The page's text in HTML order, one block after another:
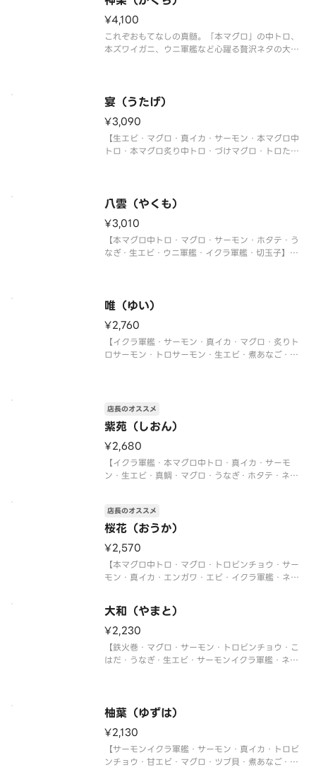
¥4,100
これぞおもてなしの真髄。「本マグロ」の中トロ、
本ズワイガニ、ウニ軍艦など心躍る贅沢ネタの大集
軍艦・イクラ軍艦・切玉子】
宴（うたげ）
¥3,090
【生エビ・マグロ・真イカ・サーモン・本マグロ中
トロ・本マグロ炙り中トロ・づけマグロ・トロたく
八雲（やくも）
¥3,010
【本マグロ中トロ・マグロ・サーモン・ホタテ・う
なぎ・生エビ・ウニ軍艦・イクラ軍艦・切玉子】
唯（ゆい）
¥2,760
【イクラ軍艦・サーモン・真イカ・マグロ・炙りト
ロサーモン・トロサーモン・生エビ・煮あなご・炙
紫苑（しおん）
店長のオススメ
¥2,680
【イクラ軍艦・本マグロ中トロ・真イカ・サーモ
ン・生エビ・真鯛・マグロ・うなぎ・ホタテ・ネギ
桜花（おうか）
店長のオススメ
¥2,570
【本マグロ中トロ・マグロ・トロビンチョウ・サー
モン・真イカ・エンガワ・エビ・イクラ軍艦・ネギ
〈本マグロ中トロ使用〉
大和（やまと）
¥2,230
【鉄火巻・マグロ・サーモン・トロビンチョウ・こ
はだ・うなぎ・生エビ・サーモンイクラ軍艦・ネギ
柚葉（ゆずは）
¥2,130
【サーモンイクラ軍艦・サーモン・真イカ・トロビ
ンチョウ・甘エビ・マグロ・ツブ貝・煮あなご・ネ